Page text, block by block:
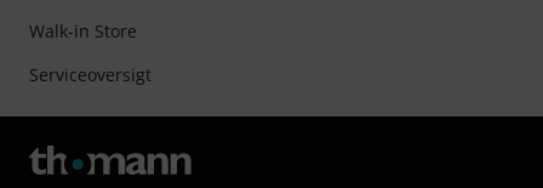
Walk-in Store
Serviceoversigt